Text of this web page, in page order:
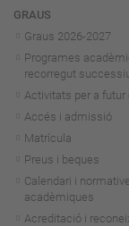
GRAUS
Graus 2026-2027
Programes
recorregut
Activitats per a
Accés i admissió
Matrícula
Preus i beques
Calendari i
acadèmiques
Acreditació i